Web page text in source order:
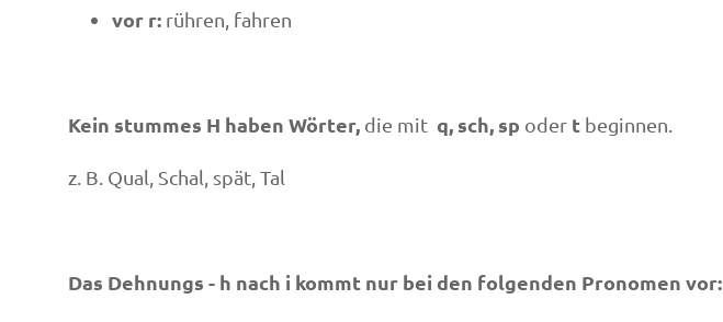
vor r: rühren, fahren
Kein stummes H haben Wörter, die mit q, sch, sp oder t beginnen.
z. B. Qual, Schal, spät, Tal
Das Dehnungs - h nach i kommt nur bei den folgenden Pronomen vor: